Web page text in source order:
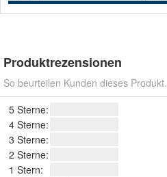
Produktrezensionen
So beurteilen Kunden dieses Produkt.
5 Sterne:
4 Sterne:
3 Sterne:
2 Sterne:
1 Stern: